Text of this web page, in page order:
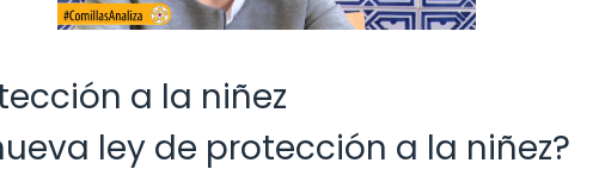
a la niñez
ley de protección a la niñez?